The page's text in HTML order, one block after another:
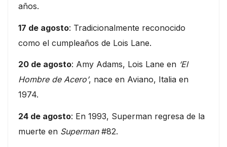
años.
17 de agosto: Tradicionalmente reconocido
como el cumpleaños de Lois Lane.
20 de agosto: Amy Adams, Lois Lane en ‘El
Hombre de Acero’, nace en Aviano, Italia en
1974.
24 de agosto: En 1993, Superman regresa de la
muerte en Superman#82.